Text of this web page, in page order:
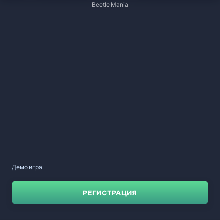
Beetle Mania
Демо игра
РЕГИСТРАЦИЯ